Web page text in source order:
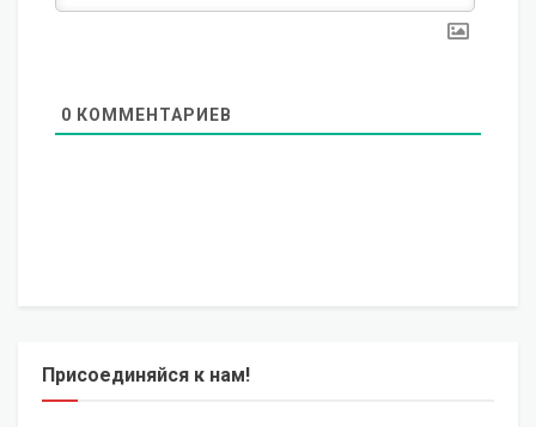
0 КОММЕНТАРИЕВ
Присоединяйся к нам!